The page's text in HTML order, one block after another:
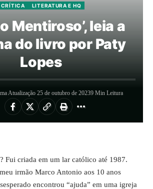
CRÍTICA LITERATURA E HQ
Mentiroso’, leia a
do livro por Paty
Lopes
Atualização 25 de outubro de 20239 Min Leitura
Fui criada em um lar católico até 1987.
irmão Marco Antonio aos 10 anos
encontrou “ajuda” em uma igreja